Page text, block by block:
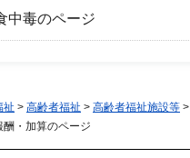
中毒のページ
祉 > 高齢者福祉 > 高齢者福祉施設等 >
酬・加算のページ